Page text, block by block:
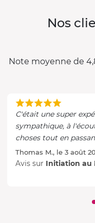
Nos
Note moyenne de
C'était une super
sympathique, à
choses tout en
Thomas M., le 3 août
Avis sur Initiation au